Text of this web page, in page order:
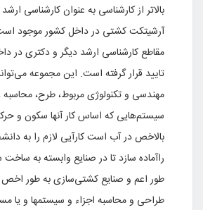
بالاتر از کارشناسی به عنوان کارشناسی
آرشیتکت کشتی در داخل کشور موجود است
مقاطع کارشناسی ارشد دیگر و دکتری در
تایید قرار گرفته است. این مجموعه
مهندسی و تکنولوژی مربوط، طرح،
سیستم‌هایی که اساس کار آنها سکون و
بالاخص در آب است کارآیی لازم را به
راآماده سازد تا در صنایع وابسته به
طور اعم و صنایع کشتی‌سازی به طور اخص
طراحی و محاسبه اجزاء و سیستمها و یا